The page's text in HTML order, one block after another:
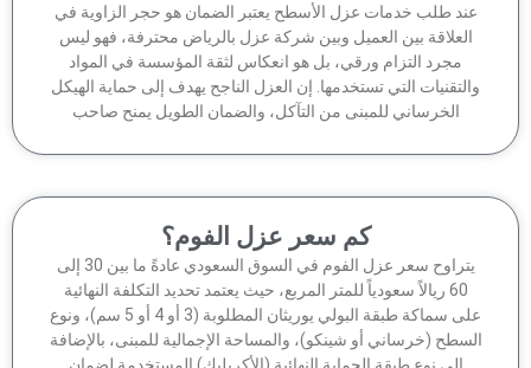
طلب خدمات عزل الأسطح يعتبر الضمان هو حجر الزاوية في
بين العميل وبين شركة عزل بالرياض محترفة، فهو ليس
مجرد التزام ورقي، بل هو انعكاس لثقة المؤسسة في المواد
التي تستخدمها. إن العزل الناجح يهدف إلى حماية الهيكل
الخرساني للمبنى من التآكل، والضمان الطويل يمنح صاحب
كم سعر عزل الفوم؟
يتراوح سعر عزل الفوم في السوق السعودي عادةً ما بين 30 إلى
60 ريالاً سعودياً للمتر المربع، حيث يعتمد تحديد التكلفة النهائية
على سماكة طبقة البولي يوريثان المطلوبة (3 أو 4 أو 5 سم)، ونوع
(خرساني أو شينكو)، والمساحة الإجمالية للمبنى، بالإضافة
إلى نوع طبقة الحماية النهائية (الأكريليك) المستخدمة لضمان